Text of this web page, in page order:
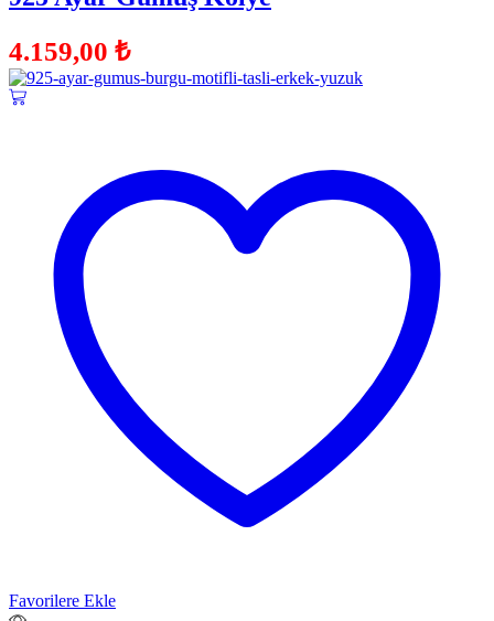
4.159,00 ₺
Favorilere Ekle